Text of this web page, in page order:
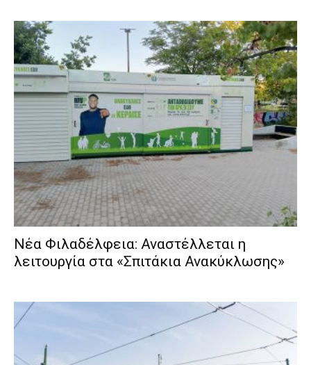
Νέα Φιλαδέλφεια: Αναστέλλεται η
λειτουργία στα «Σπιτάκια Ανακύκλωσης»